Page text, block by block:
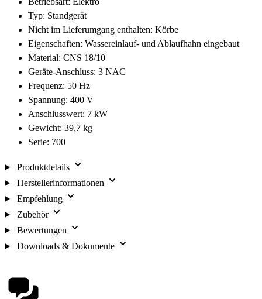
Typ: Standgerät
Nicht im Lieferumgang enthalten: Körbe
Eigenschaften: Wassereinlauf- und Ablaufhahn eingebaut
Material: CNS 18/10
Geräte-Anschluss: 3 NAC
Frequenz: 50 Hz
Spannung: 400 V
Anschlusswert: 7 kW
Gewicht: 39,7 kg
Serie: 700
Produktdetails
Herstellerinformationen
Empfehlung
Zubehör
Bewertungen
Downloads & Dokumente